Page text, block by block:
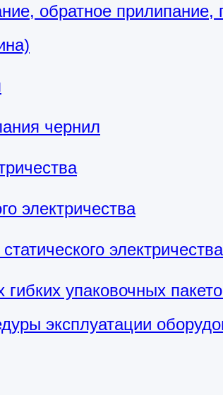
обратное прилипание,
чернил
электричества
электричества
гибких упаковочных
эксплуатации